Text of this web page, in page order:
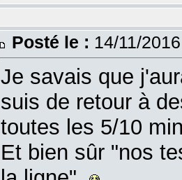
Posté le : 14/11/
Je savais que
suis de retour à
toutes les 5/10
Et bien sûr "nos